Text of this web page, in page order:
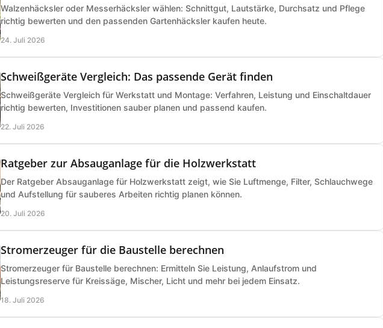
Walzenhäcksler oder Messerhäcksler wählen: Schnittgut, Lautstärke, Durchsatz und Pflege
richtig bewerten und den passenden Gartenhäcksler kaufen heute.
24. Juli 2026
Schweißgeräte Vergleich: Das passende Gerät finden
Schweißgeräte Vergleich für Werkstatt und Montage: Verfahren, Leistung und Einschaltdauer
richtig bewerten, Investitionen sauber planen und passend kaufen.
22. Juli 2026
Ratgeber zur Absauganlage für die Holzwerkstatt
Der Ratgeber Absauganlage für Holzwerkstatt zeigt, wie Sie Luftmenge, Filter, Schlauchwege
und Aufstellung für sauberes Arbeiten richtig planen können.
20. Juli 2026
Stromerzeuger für die Baustelle berechnen
Stromerzeuger für Baustelle berechnen: Ermitteln Sie Leistung, Anlaufstrom und
Leistungsreserve für Kreissäge, Mischer, Licht und mehr bei jedem Einsatz.
18. Juli 2026